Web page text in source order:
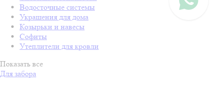
Водосточные системы
Украшения для дома
Козырьки и навесы
Софиты
Утеплители для кровли
Показать все
Для забора